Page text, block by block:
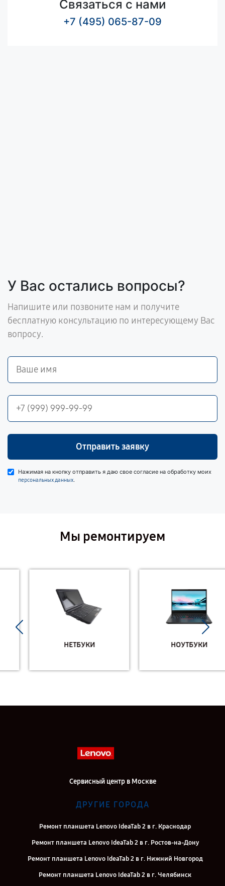
Связаться с нами
+7 (495) 065-87-09
У Вас остались вопросы?
Напишите или позвоните нам и получите
бесплатную консультацию по интересующему Вас
вопросу.
Отправить заявку
Нажимая на кнопку отправить я даю свое согласие на обработку моих
персональных данных.
Мы ремонтируем
НЕТБУКИ НОУТБУКИ
Сервисный центр в Москве
ДРУГИЕ ГОРОДА
Ремонт планшета Lenovo IdeaTab 2 в г. Краснодар
Ремонт планшета Lenovo IdeaTab 2 в г. Ростов-на-Дону
Ремонт планшета Lenovo IdeaTab 2 в г. Нижний Новгород
Ремонт планшета Lenovo IdeaTab 2 в г. Челябинск